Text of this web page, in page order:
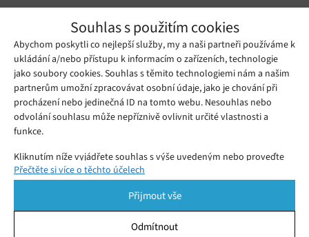
Souhlas s použitím cookies
Abychom poskytli co nejlepší služby, my a naši partneři používáme k
ukládání a/nebo přístupu k informacím o zařízeních, technologie
jako soubory cookies. Souhlas s těmito technologiemi nám a našim
partnerům umožní zpracovávat osobní údaje, jako je chování při
procházení nebo jedinečná ID na tomto webu. Nesouhlas nebo
odvolání souhlasu může nepříznivě ovlivnit určité vlastnosti a
funkce.
Kliknutím níže vyjádřete souhlas s výše uvedeným nebo proveďte
podrobnější rozhodnutí. Vaše volby budou použity pouze na tomto
pomocí přepínačů v Zásadách cookies nebo kliknutím na tlačítko
Spravovat souhlas ve spodní části obrazovky.
Přečtěte si více o těchto účelech
Přijmout vše
Odmítnout
Vlajková loď Applu se má představit i v několika barevných
variantách, což si společnost vyzkoušela u menších a méně
výkonných iPhonů 7S a 7S Plus. Otázkou zůstává cena, podle
zmíněného webu cnet.com nebo serveru entrepreneur.com by